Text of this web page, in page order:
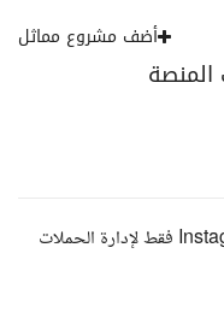
المنصة
أضف مشروع مماثل
نبحث عن خبير متخصص في إعلانات Instagram فقط لإدارة الحملات